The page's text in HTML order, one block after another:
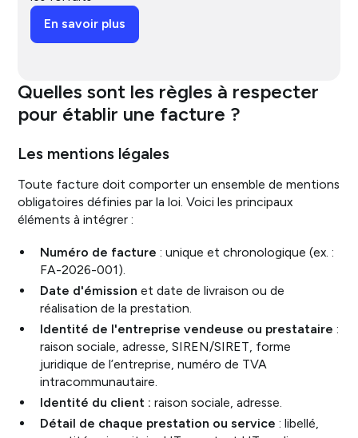
En savoir plus
Quelles sont les règles à respecter
pour établir une facture ?
Les mentions légales
Toute facture doit comporter un ensemble de mentions
obligatoires définies par la loi. Voici les principaux
éléments à intégrer :
Numéro de facture : unique et chronologique (ex. :
FA-2026-001).
Date d'émission et date de livraison ou de
réalisation de la prestation.
Identité de l'entreprise vendeuse ou prestataire :
raison sociale, adresse, SIREN/SIRET, forme
juridique de l’entreprise, numéro de TVA
intracommunautaire.
Identité du client : raison sociale, adresse.
Détail de chaque prestation ou service : libellé,